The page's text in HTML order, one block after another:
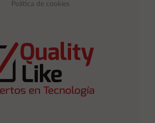
Política de cookies